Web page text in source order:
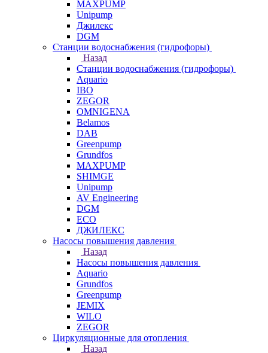
MAXPUMP
Unipump
Джилекс
DGM
Станции водоснабжения (гидрофоры)
Назад
Станции водоснабжения (гидрофоры)
Aquario
IBO
ZEGOR
OMNIGENA
Belamos
DAB
Greenpump
Grundfos
MAXPUMP
SHIMGE
Unipump
AV Engineering
DGM
ECO
ДЖИЛЕКС
Насосы повышения давления
Назад
Насосы повышения давления
Aquario
Grundfos
Greenpump
JEMIX
WILO
ZEGOR
Циркуляционные для отопления
Назад